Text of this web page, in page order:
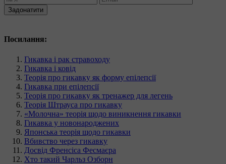
Задонатити
Посилання:
Гикавка і рак стравоходу
Гикавка і ковід
Теорія про гикавку як форму епілепсії
Гикавка при епілепсії
Теорія про гикавку як тренажер для легень
Теорія Штрауса про гикавку
«Молочна» теорія щодо виникнення гикавки
Гикавка у новонароджених
Японська теорія щодо гикавки
Вбивство через гикавку
Досвід Френсіса Фесмаєра
Хто такий Чарльз Озборн